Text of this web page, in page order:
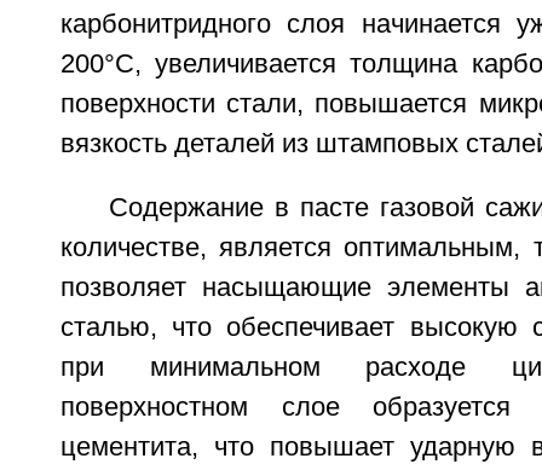
карбонитридного слоя начинается
200°C, увеличивается толщина
поверхности стали, повышается
вязкость деталей из штамповых
Содержание в пасте газовой
количестве, является оптимальным,
позволяет насыщающие элементы
сталью, что обеспечивает высокую
при минимальном расходе
поверхностном слое
цементита, что повышает ударную